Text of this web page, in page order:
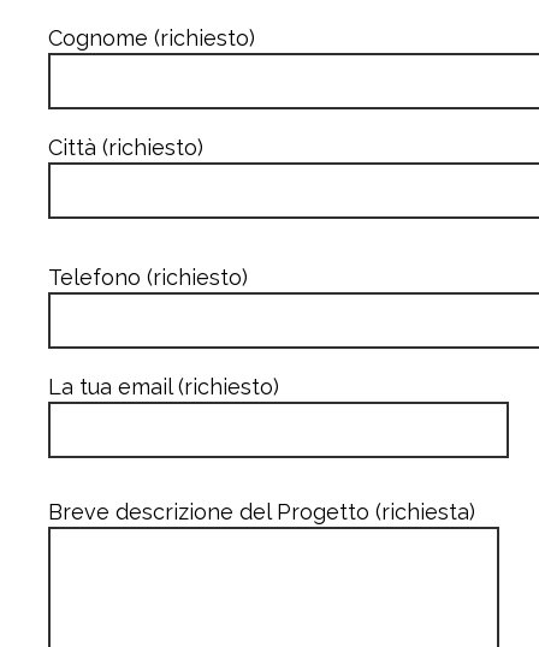
Cognome (richiesto)
Città (richiesto)
Telefono (richiesto)
La tua email (richiesto)
Breve descrizione del Progetto (richiesta)